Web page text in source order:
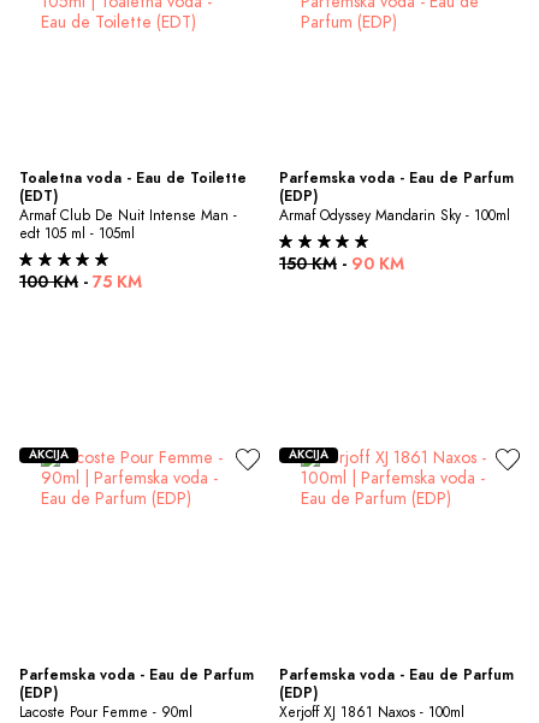
Toaletna voda - Eau de Toilette
(EDT)
Armaf Club De Nuit Intense Man -
edt 105 ml - 105ml
100 KM - 75 KM
Parfemska voda - Eau de Parfum
(EDP)
Armaf Odyssey Mandarin Sky - 100ml
150 KM - 90 KM
Parfemska voda - Eau de Parfum
(EDP)
Lacoste Pour Femme - 90ml
AKCIJA
Parfemska voda - Eau de Parfum
(EDP)
Xerjoff XJ 1861 Naxos - 100ml
AKCIJA